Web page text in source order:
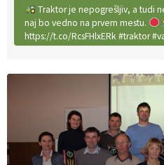
Traktor je nepogrešljiv, a tudi
naj bo vedno na prvem mestu.
https://t.co/RcsFHlxERk #traktor
https://t.co/L4Er80AtXS
[EKOloško = LOGIČNO
Za
ključna kmetijstvo
in predvsem
https://t.co/YvDmY3UNng
https://t.co/Wz0y1nUcWl